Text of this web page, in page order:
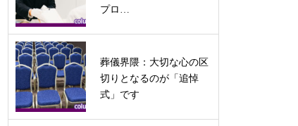
プロ…
葬儀界隈：大切な心の区
切りとなるのが「追悼
式」です